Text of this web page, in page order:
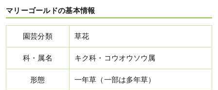
マリーゴールドの基本情報
園芸分類 草花
科・属名 キク科・コウオウソウ属
形態 一年草（一部は多年草）